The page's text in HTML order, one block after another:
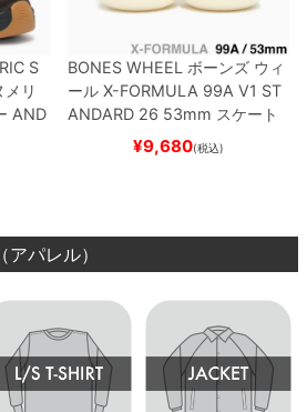
S
リ
AND
ート
BONES WHEEL ボーンズ ウィ
ール X-FORMULA 99A V1 ST
ANDARD 26 53mm スケート
ボード スケボー
¥9,680(税込)
パレル）